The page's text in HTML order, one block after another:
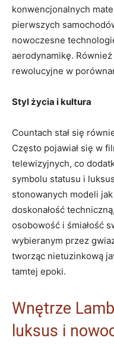
konwencjonalnych
pierwszych
nowoczesne
aerodynamikę.
rewolucyjne w
Styl życia i kultura
Countach stał się
Często pojawiał się w
telewizyjnych, co
symbolu statusu i
stonowanych modeli
doskonałość
osobowość i śmiałość
wybieranym przez
tworząc nietuzinkową
tamtej epoki.
Wnętrze
luksus i